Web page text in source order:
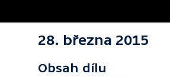
28. března 2015
Obsah dílu